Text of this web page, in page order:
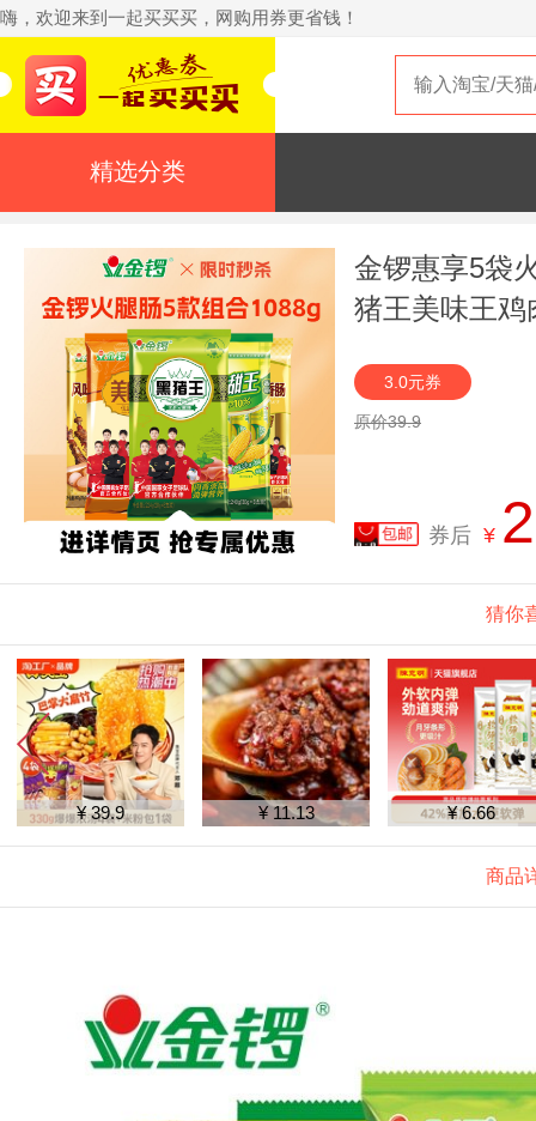
嗨，欢迎来到一起买买买，网购用券更省钱！
精选分类
金锣惠享5袋
猪王美味王鸡
3.0元券
原价39.9
券后 ¥
猜你
¥ 11.13 ¥ 6.66 ¥ 53.9
商品